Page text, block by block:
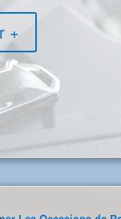
+